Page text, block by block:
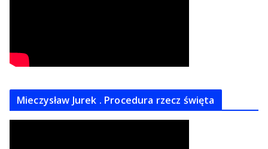
Mieczysław Jurek . Procedura rzecz święta